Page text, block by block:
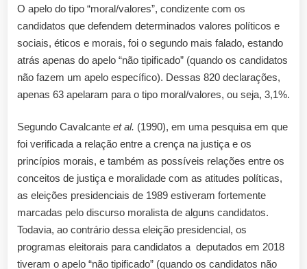
O apelo do tipo “moral/valores”, condizente com os
candidatos que defendem determinados valores políticos e
sociais, éticos e morais, foi o segundo mais falado, estando
atrás apenas do apelo “não tipificado” (quando os candidatos
não fazem um apelo específico). Dessas 820 declarações,
apenas 63 apelaram para o tipo moral/valores, ou seja, 3,1%.
Segundo Cavalcante et al. (1990), em uma pesquisa em que
foi verificada a relação entre a crença na justiça e os
princípios morais, e também as possíveis relações entre os
conceitos de justiça e moralidade com as atitudes políticas,
as eleições presidenciais de 1989 estiveram fortemente
marcadas pelo discurso moralista de alguns candidatos.
Todavia, ao contrário dessa eleição presidencial, os
programas eleitorais para candidatos a deputados em 2018
tiveram o apelo “não tipificado” (quando os candidatos não